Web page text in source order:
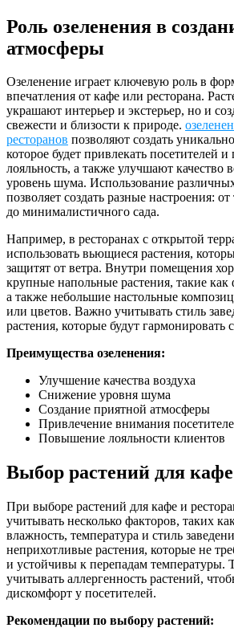
Роль озеленения в
атмосферы
Озеленение играет ключевую роль в
впечатления от кафе или ресторана.
украшают интерьер и экстерьер, но и
свежести и близости к природе.
ресторанов позволяют создать
которое будет привлекать посетителей
лояльность, а также улучшают качество
уровень шума. Использование
позволяет создать разные настроения:
до минималистичного сада.
Например, в ресторанах с открытой
использовать вьющиеся растения,
защитят от ветра. Внутри помещения
крупные напольные растения, такие
а также небольшие настольные
или цветов. Важно учитывать стиль
растения, которые будут
Преимущества озеленения:
Улучшение качества воздуха
Снижение уровня шума
Создание приятной атмосферы
Привлечение внимания
Повышение лояльности клиентов
Выбор растений для
При выборе растений для кафе и
учитывать несколько факторов, таких
влажность, температура и стиль
неприхотливые растения, которые не
и устойчивы к перепадам температуры.
учитывать аллергенность растений,
дискомфорт у посетителей.
Рекомендации по выбору растений: